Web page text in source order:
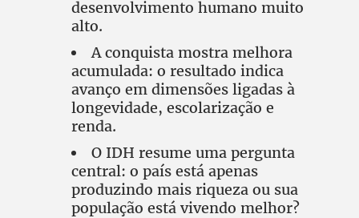
desenvolvimento humano muito
alto.
A conquista mostra melhora
acumulada: o resultado indica
avanço em dimensões ligadas à
longevidade, escolarização e
renda.
O IDH resume uma pergunta
central: o país está apenas
produzindo mais riqueza ou sua
população está vivendo melhor?